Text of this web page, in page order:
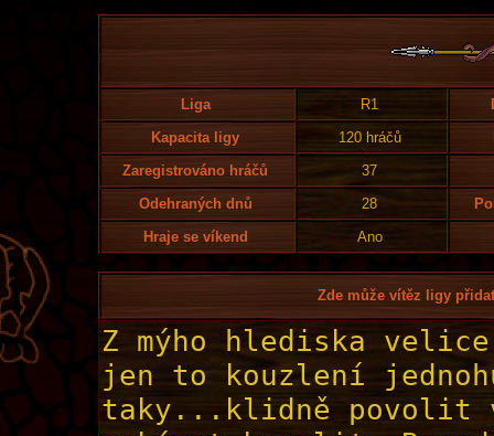
Liga R1
Kapacita ligy
120 hráčů
Zaregistrováno hráčů
37
Odehraných dnů
28
Hraje se víkend
Ano
Zde může vítěz ligy